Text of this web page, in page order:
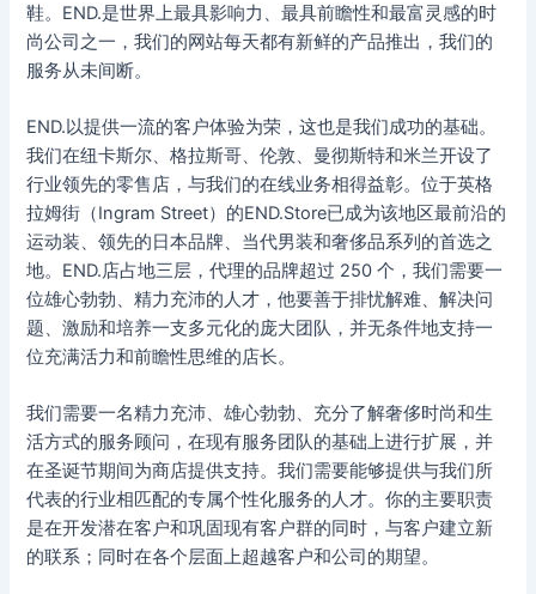
鞋。END.是世界上最具影响力、最具前瞻性和最富灵感的时
尚公司之一，我们的网站每天都有新鲜的产品推出，我们的
服务从未间断。
END.以提供一流的客户体验为荣，这也是我们成功的基础。
我们在纽卡斯尔、格拉斯哥、伦敦、曼彻斯特和米兰开设了
行业领先的零售店，与我们的在线业务相得益彰。位于英格
拉姆街（Ingram Street）的END.Store已成为该地区最前沿的
运动装、领先的日本品牌、当代男装和奢侈品系列的首选之
地。END.店占地三层，代理的品牌超过 250 个，我们需要一
位雄心勃勃、精力充沛的人才，他要善于排忧解难、解决问
题、激励和培养一支多元化的庞大团队，并无条件地支持一
位充满活力和前瞻性思维的店长。
我们需要一名精力充沛、雄心勃勃、充分了解奢侈时尚和生
活方式的服务顾问，在现有服务团队的基础上进行扩展，并
在圣诞节期间为商店提供支持。我们需要能够提供与我们所
代表的行业相匹配的专属个性化服务的人才。你的主要职责
是在开发潜在客户和巩固现有客户群的同时，与客户建立新
的联系；同时在各个层面上超越客户和公司的期望。